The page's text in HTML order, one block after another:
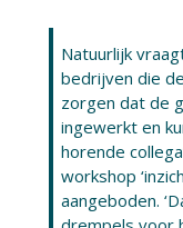
Natuurlijk
bedrijven die
zorgen dat de
ingewerkt en
horende
workshop
aangeboden.